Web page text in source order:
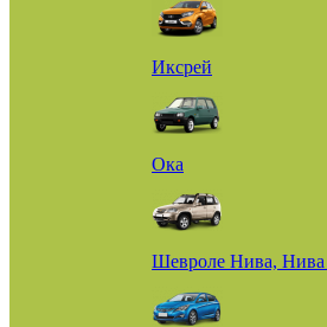
Иксрей
Ока
Шевроле Нива, Нива